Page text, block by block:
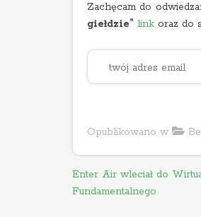
Zachęcam do
giełdzie” linkoraz do
Opublikowano w
N
Enter Air wleciał do
Fundamentalnego